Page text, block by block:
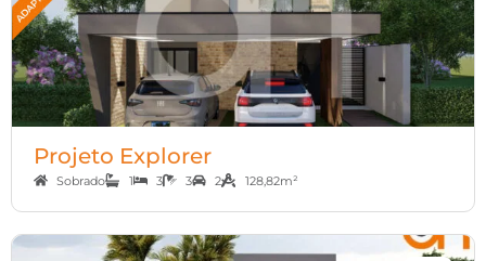
Projeto Explorer
Sobrado 1 3 3 2 128,82m²